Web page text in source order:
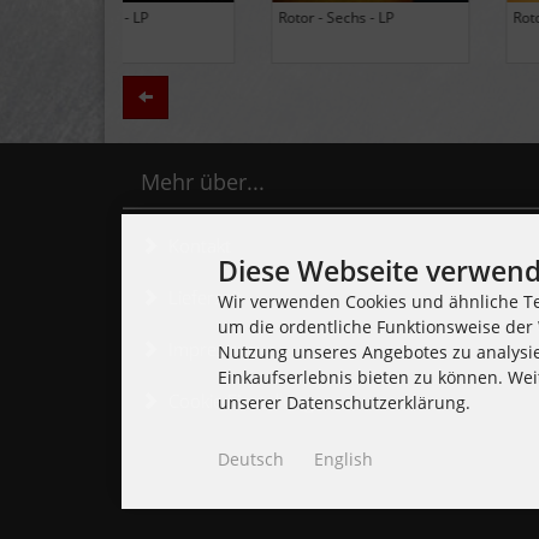
Black Lung - Ancients - LP
Daily Thompson - Glue -
Zurück
Mehr über...
Lieferzeit
Impressum
Cookie Einstellungen
Diese Webseite
Wir verwenden Cookies und ähnliche
um die ordentliche Funktionsweise
Nutzung unseres Angebotes zu
Einkaufserlebnis bieten zu können.
unserer Datenschutzerklärung.
Deutsch English